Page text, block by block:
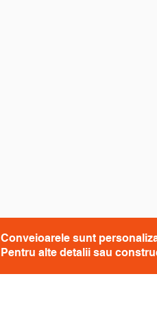
Conveioarele sunt
Pentru alte detalii sau